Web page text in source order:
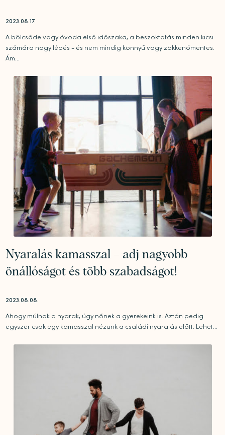
2023.08.17.
A bölcsőde vagy óvoda első időszaka, a beszoktatás minden kicsi
számára nagy lépés - és nem mindig könnyű vagy zökkenőmentes.
Ám...
Nyaralás kamasszal – adj nagyobb
önállóságot és több szabadságot!
2023.08.08.
Ahogy múlnak a nyarak, úgy nőnek a gyerekeink is. Aztán pedig
egyszer csak egy kamasszal nézünk a családi nyaralás előtt. Lehet...